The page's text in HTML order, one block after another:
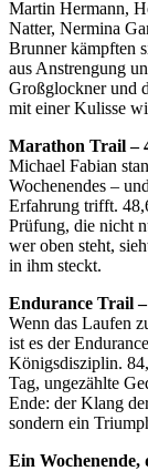
Martin Hermann,
Natter, Nermina
Brunner kämpften
aus Anstrengung
Großglockner und
mit einer Kulisse
Marathon Trail –
Michael Fabian
Wochenendes –
Erfahrung trifft.
Prüfung, die nicht
wer oben steht,
in ihm steckt.
Endurance Trail
Wenn das Laufen
ist es der
Königsdisziplin.
Tag, ungezählte
Ende: der Klang
sondern ein
Ein Wochenende,